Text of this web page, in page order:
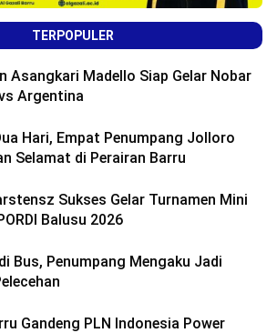
TERPOPULER
Asangkari Madello Siap Gelar Nobar
Argentina
Hari, Empat Penumpang Jolloro
Selamat di Perairan Barru
Sukses Gelar Turnamen Mini
Balusu 2026
Bus, Penumpang Mengaku Jadi
Gandeng PLN Indonesia Power